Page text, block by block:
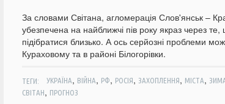
За словами Світана, агломерація Слов'янськ –
убезпечена на найближчі пів року якраз через
підібратися близько. А ось серйозні проблеми
Кураховому та в районі Білогорівки.
ТЕГИ: УКРАЇНА, ВІЙНА, РФ, РОСІЯ, ЗАХОПЛЕННЯ, МІСТА,
СВІТАН, ПРОГНОЗ